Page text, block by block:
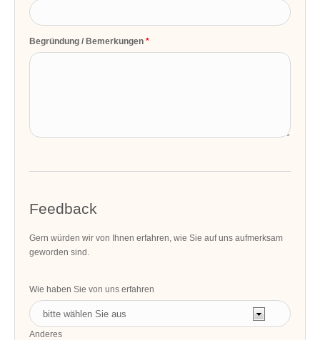
Begründung / Bemerkungen
Feedback
Gern würden wir von Ihnen erfahren, wie Sie auf uns aufmerksam
geworden sind.
Wie haben Sie von uns erfahren
Anderes